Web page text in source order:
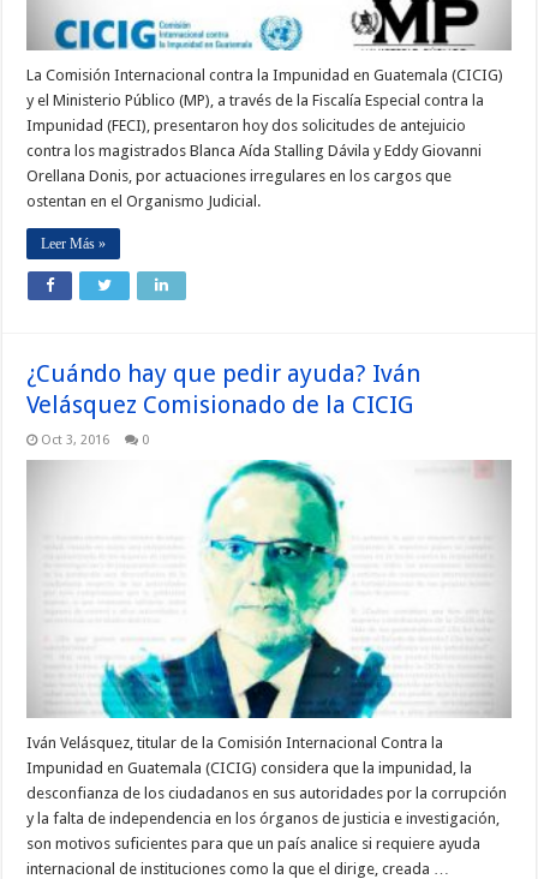
La Comisión Internacional contra la Impunidad en Guatemala (CICIG)
y el Ministerio Público (MP), a través de la Fiscalía Especial contra la
Impunidad (FECI), presentaron hoy dos solicitudes de antejuicio
contra los magistrados Blanca Aída Stalling Dávila y Eddy Giovanni
Orellana Donis, por actuaciones irregulares en los cargos que
ostentan en el Organismo Judicial.
Leer Más »
¿Cuándo hay que pedir ayuda? Iván
Velásquez Comisionado de la CICIG
Oct 3, 2016 0
Iván Velásquez, titular de la Comisión Internacional Contra la
Impunidad en Guatemala (CICIG) considera que la impunidad, la
desconfianza de los ciudadanos en sus autoridades por la corrupción
y la falta de independencia en los órganos de justicia e investigación,
son motivos suficientes para que un país analice si requiere ayuda
internacional de instituciones como la que el dirige, creada …